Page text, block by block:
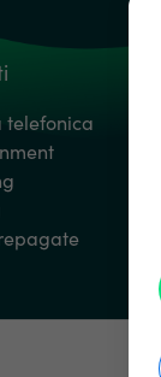
telefonica